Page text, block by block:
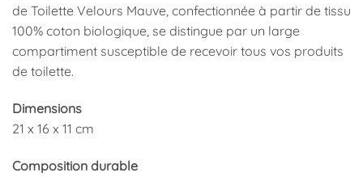
de Toilette Velours Mauve, confectionnée à partir de tissu
100% coton biologique, se distingue par un large
compartiment susceptible de recevoir tous vos produits
de toilette.
Dimensions
21 x 16 x 11 cm
Composition durable